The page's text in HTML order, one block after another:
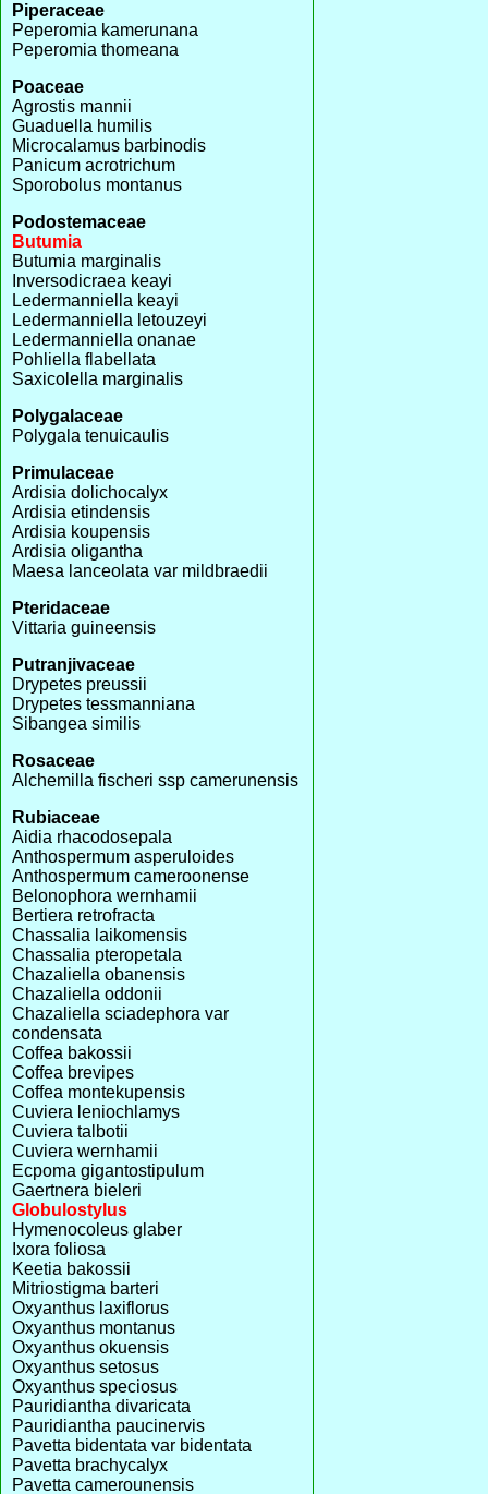
Piperaceae
Peperomia kamerunana
Peperomia thomeana
Poaceae
Agrostis mannii
Guaduella humilis
Microcalamus barbinodis
Panicum acrotrichum
Sporobolus montanus
Podostemaceae
Butumia
Butumia marginalis
Inversodicraea keayi
Ledermanniella keayi
Ledermanniella letouzeyi
Ledermanniella onanae
Pohliella flabellata
Saxicolella marginalis
Polygalaceae
Polygala tenuicaulis
Primulaceae
Ardisia dolichocalyx
Ardisia etindensis
Ardisia koupensis
Ardisia oligantha
Maesa lanceolata var mildbraedii
Pteridaceae
Vittaria guineensis
Putranjivaceae
Drypetes preussii
Drypetes tessmanniana
Sibangea similis
Rosaceae
Alchemilla fischeri ssp camerunensis
Rubiaceae
Aidia rhacodosepala
Anthospermum asperuloides
Anthospermum cameroonense
Belonophora wernhamii
Bertiera retrofracta
Chassalia laikomensis
Chassalia pteropetala
Chazaliella obanensis
Chazaliella oddonii
Chazaliella sciadephora var
condensata
Coffea bakossii
Coffea brevipes
Coffea montekupensis
Cuviera leniochlamys
Cuviera talbotii
Cuviera wernhamii
Ecpoma gigantostipulum
Gaertnera bieleri
Globulostylus
Hymenocoleus glaber
Ixora foliosa
Keetia bakossii
Mitriostigma barteri
Oxyanthus laxiflorus
Oxyanthus montanus
Oxyanthus okuensis
Oxyanthus setosus
Oxyanthus speciosus
Pauridiantha divaricata
Pauridiantha paucinervis
Pavetta bidentata var bidentata
Pavetta brachycalyx
Pavetta camerounensis